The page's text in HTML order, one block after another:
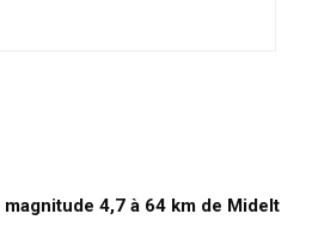
4,7 à 64 km de Midelt